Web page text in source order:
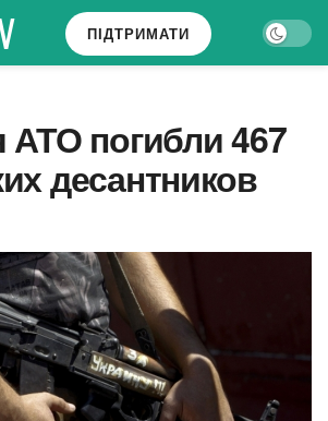
ПІДТРИМАТИ
АТО погибли 467
десантников